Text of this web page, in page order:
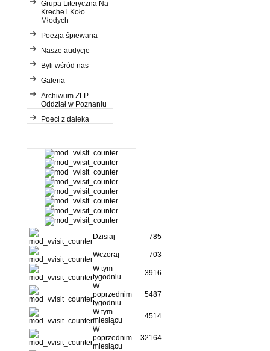
Grupa Literyczna Na
Kreche i Koło
Młodych
Poezja śpiewana
Nasze audycje
Byli wśród nas
Galeria
Archiwum ZLP
Oddział w Poznaniu
Poeci z daleka
Dzisiaj 785
Wczoraj
703
W tym
tygodniu
3916
W
poprzednim
tygodniu
5487
W tym
miesiącu
4514
W
poprzednim
miesiącu
32164